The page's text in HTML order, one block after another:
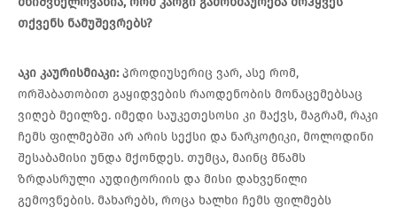
თქვენს ნამუშევრებს?
აკი კაურისმიაკი: პროდიუსერიც ვარ, ასე რომ,
ორშაბათობით გაყიდვების რაოდენობის მონაცემებსაც
ვიღებ მეილზე. იმედი საუკეთესოსი კი მაქვს, მაგრამ, რაკი
ჩემს ფილმებში არ არის სექსი და ნარკოტიკი, მოლოდინი
შესაბამისი უნდა მქონდეს. თუმცა, მაინც მწამს
ზრდასრული აუდიტორიის და მისი დახვეწილი
გემოვნების. მახარებს, როცა ხალხი ჩემს ფილმებს